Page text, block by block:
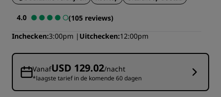
4.0
(105 reviews)
Inchecken 3:00pm Uitchecken 12:00pm
VanafUSD 129.02/nacht
*laagste tarief in de komende 60 dagen